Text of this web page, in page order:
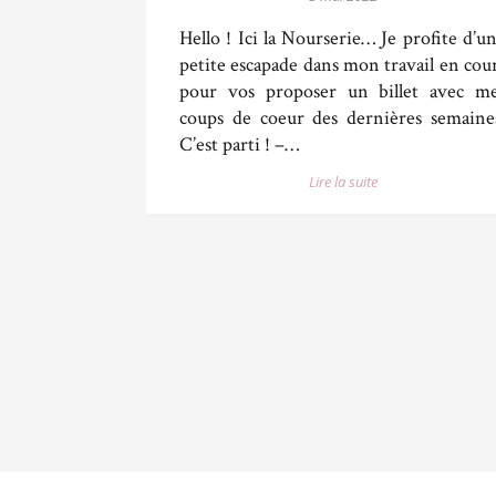
Hello ! Ici la Nourserie… Je profite
petite escapade dans mon travail en
pour vos proposer un billet avec
coups de coeur des dernières
C’est parti ! –…
Lire la suite